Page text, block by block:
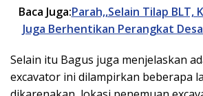
Baca Juga:Parah,,Selain Tilap BLT,
Juga Berhentikan Perangkat
Selain itu Bagus juga menjelaskan
excavator ini dilampirkan beberapa